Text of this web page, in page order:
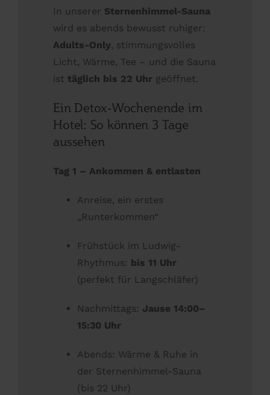
In unserer Sternenhimmel-Sauna
wird es abends bewusst ruhiger:
Adults-Only, stimmungsvolles
Licht, Wärme, Tee – und die Sauna
isttäglich bis 22 Uhr geöffnet.
Ein Detox-Wochenende im
Hotel: So können 3 Tage
aussehen
Tag 1 – Ankommen & entlasten
Anreise, ein erstes
„Runterkommen“
Frühstück im Ludwig-
Rhythmus: bis 11 Uhr
(perfekt für Langschläfer)
Nachmittags: Jause 14:00–
15:30 Uhr
Abends: Wärme & Ruhe in
der Sternenhimmel-Sauna
(bis 22 Uhr)